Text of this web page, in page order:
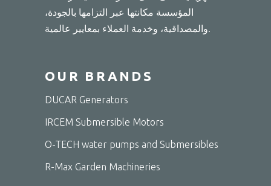
المؤسسة مكانتها عبر التزامها بالجودة،
والمصداقية، وخدمة العملاء بمعايير عالمية.
OUR BRANDS
DUCAR Generators
IRCEM Submersible Motors
O-TECH water pumps and Submersibles
R-Max Garden Machineries